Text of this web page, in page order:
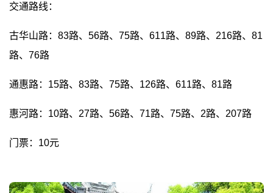
交通路线：
古华山路：83路、56路、75路、611路、89路、216路、81
路、76路
通惠路：15路、83路、75路、126路、611路、81路
惠河路：10路、27路、56路、71路、75路、2路、207路
门票：10元